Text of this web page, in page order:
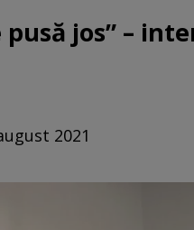
jos” –
2021